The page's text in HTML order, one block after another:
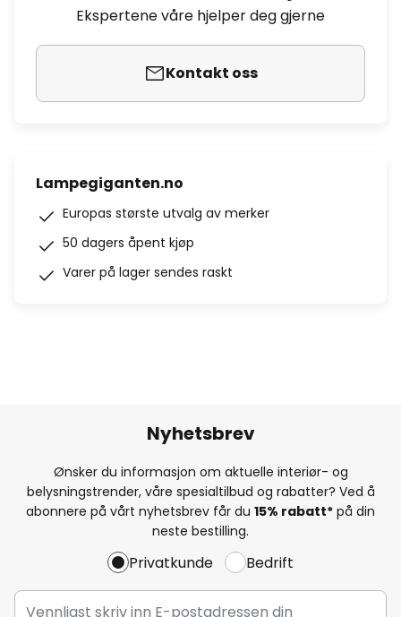
Ekspertene våre hjelper deg gjerne
Kontakt oss
Lampegiganten.no
Europas største utvalg av merker
50 dagers åpent kjøp
Varer på lager sendes raskt
Nyhetsbrev
Ønsker du informasjon om aktuelle interiør- og
belysningstrender, våre spesialtilbud og rabatter? Ved å
abonnere på vårt nyhetsbrev får du 15% rabatt* på din
neste bestilling.
Privatkunde Bedrift